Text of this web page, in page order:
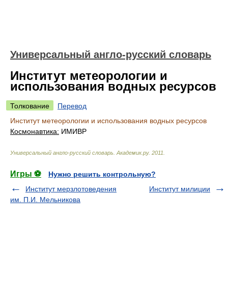
Универсальный англо-русский словарь
Институт метеорологии и
использования водных ресурсов
Толкование
Перевод
Институт метеорологии и использования водных ресурсов
Космонавтика: ИМИВР
Универсальный англо-русский словарь Академик.ру. 2011
Игры ⚽
Нужно решить контрольную?
Институт мерзлотоведения
им. П.И. Мельникова
Институт милиции